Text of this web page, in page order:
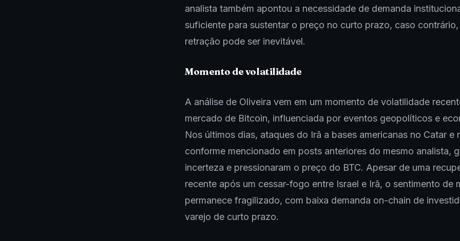
analista também apontou a necessidade de demanda
suficiente para sustentar o preço no curto prazo, caso contrário,
retração pode ser inevitável.
Momento de volatilidade
A análise de Oliveira vem em um momento de volatilidade
mercado de Bitcoin, influenciada por eventos geopolíticos e
Nos últimos dias, ataques do Irã a bases americanas no Catar e
conforme mencionado em posts anteriores do mesmo analista,
incerteza e pressionaram o preço do BTC. Apesar de uma
recente após um cessar-fogo entre Israel e Irã, o sentimento de
permanece fragilizado, com baixa demanda on-chain de
varejo de curto prazo.